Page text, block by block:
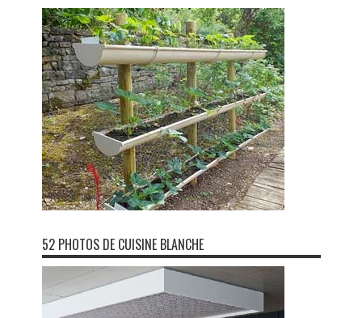
52 PHOTOS DE CUISINE BLANCHE